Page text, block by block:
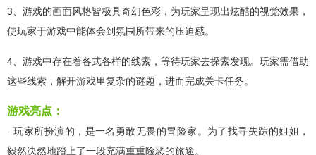
3、游戏的画面风格皆极具奇幻色彩，为玩家呈现出炫酷的视觉效果，
使玩家于游戏中能体会到氛围所带来的压迫感。
4、游戏中存在着各式各样的线索，等待玩家去探索发现。玩家需借助
这些线索，解开游戏里复杂的谜题，进而完成关卡任务。
游戏亮点：
- 玩家所扮演的，是一名勇敢无畏的冒险家。为了找寻失踪的姐姐，
毅然决然地踏上了一段充满重重险恶的旅途。